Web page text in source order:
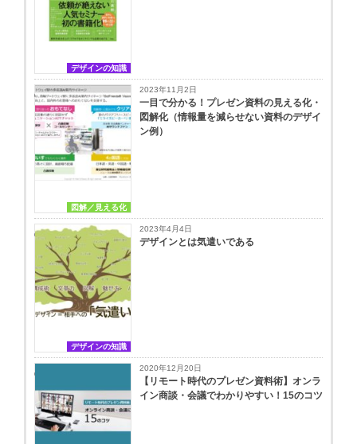
デザインの知識
図解／見える化
2023年11月2日
一目で分かる！プレゼン資料の見える化・
図解化（情報量を減らせない資料のデザイ
ン例）
デザインの知識
2023年4月4日
デザインとは気遣いである
2020年12月20日
【リモート時代のプレゼン資料術】オンラ
イン商談・会議でわかりやすい！15のコツ